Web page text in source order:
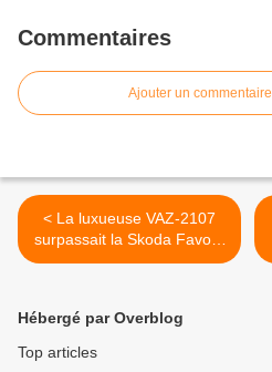
Commentaires
Ajouter un commentaire
< La luxueuse VAZ-2107
surpassait la Skoda Favorit
dans tous les domaines.
Hébergé par Overblog
Top articles